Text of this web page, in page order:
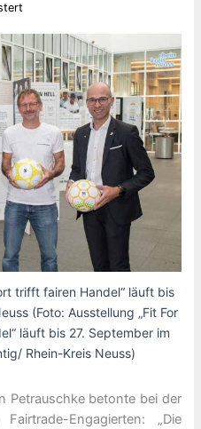
trifft fairen Handel“ läuft bis
(Foto: Ausstellung „Fit For
läuft bis 27. September im
Rhein-Kreis Neuss)
Petrauschke betonte bei der
Engagierten: „Die